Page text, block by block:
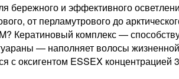
бережного и эффективного
от перламутрового до
Кератиновый комплекс —
— наполняет волосы
с оксигентом ESSEX